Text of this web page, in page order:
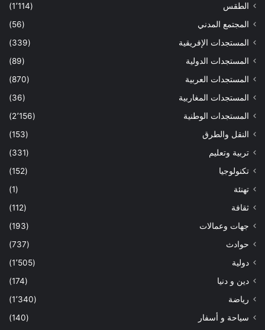
الطقس
(1٬114)
المجتمع المدني
(56)
المستجدات الإفريقية
(339)
المستجدات الدولية
(89)
المستجدات العربية
(870)
المستجدات المغاربية
(36)
المستجدات الوطنية
(2٬156)
النقل والطرق
(153)
تربية وتعليم
(331)
تكنولوجيا
(152)
تهنئة
(1)
ثقافة
(112)
جهات وعمالات
(193)
حوادث
(737)
دولية
(1٬505)
دين و دنيا
(174)
رياضة
(1٬340)
سياحة و أسفار
(140)